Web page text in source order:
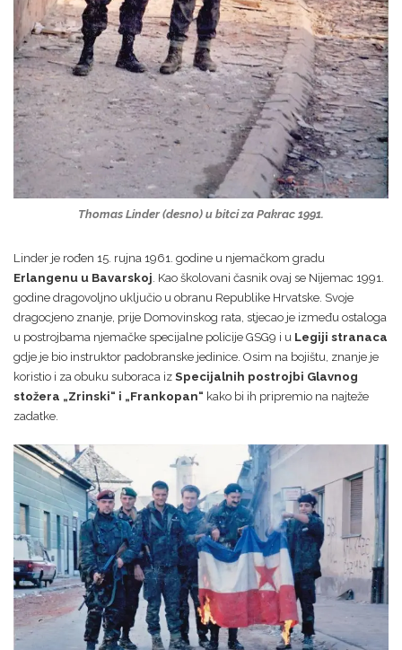
Thomas Linder(desno) u bitci za Pakrac 1991.
Linder je rođen 15. rujna 1961. godine u njemačkom gradu
Erlangenu u Bavarskoj. Kao školovani časnik ovaj se Nijemac 1991.
godine dragovoljno uključio u obranu Republike Hrvatske. Svoje
dragocjeno znanje, prije Domovinskog rata, stjecao je između ostaloga
u postrojbama njemačke specijalne policije GSG9 i u Legiji stranaca
gdje je bio instruktor padobranske jedinice. Osim na bojištu, znanje je
koristio i za obuku suboraca iz Specijalnih postrojbi Glavnog
stožera „Zrinski“ i „Frankopan“ kako bi ih pripremio na najteže
zadatke.